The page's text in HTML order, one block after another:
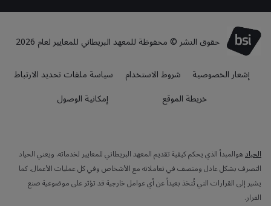
حقوق النشر © محفوظة للمعهد البريطاني للمعايير لعام 2026
إشعار الخصوصية
شروط الاستخدام
سياسة ملفات تحديد الارتباط
خريطة الموقع
إمكانية الوصول
الحيادهوالمبدأ الذي يحكم كيفية تقديم المعهد البريطاني للمعايير لخدماته. ويعني الحياد
التصرف بشكل عادل ومنصف في تعاملاته مع الأشخاص وفي كل عمليات الأعمال. كما
يشير إلى القرارات التي تُتخذ بعيداً عن أي عوامل خارجية قد تؤثر على موضوعية صنع
القرار.